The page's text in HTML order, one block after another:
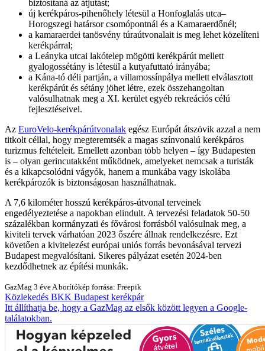
biztosítaná az átjutást;
új kerékpáros-pihenőhely létesül a Honfoglalás utca–
Horogszegi határsor csomópontnál és a Kamaraerdőnél;
a kamaraerdei tanösvény túraútvonalait is meg lehet közelíteni
kerékpárral;
a Leányka utcai lakótelep mögötti kerékpárút mellett
gyalogossétány is létesül a kutyafuttató irányába;
a Kána-tó déli partján, a villamossínpálya mellett elválasztott
kerékpárút és sétány jöhet létre, ezek összehangoltan
valósulhatnak meg a XI. kerület egyéb rekreációs célú
fejlesztéseivel.
Az EuroVelo-kerékpárútvonalak egész Európát átszövik azzal a nem
titkolt céllal, hogy megteremtsék a magas színvonalú kerékpáros
turizmus feltételeit. Emellett azonban több helyen – így Budapesten
is – olyan gerincutakként működnek, amelyeket nemcsak a turisták
és a kikapcsolódni vágyók, hanem a munkába vagy iskolába
kerékpározók is biztonságosan használhatnak.
A 7,6 kilométer hosszú kerékpáros-útvonal terveinek
engedélyeztetése a napokban elindult. A tervezési feladatok 50-50
százalékban kormányzati és fővárosi forrásból valósulnak meg, a
kiviteli tervek várhatóan 2023 őszére állnak rendelkezésre. Ezt
követően a kivitelezést európai uniós forrás bevonásával tervezi
Budapest megvalósítani. Sikeres pályázat esetén 2024-ben
kezdődhetnek az építési munkák.
GazMag 3 éve A borítókép forrása: Freepik
Közlekedés BKK Budapest kerékpár
Itt állíthatja be, hogy a GazMag az elsők között legyen a Google-
találatokban.